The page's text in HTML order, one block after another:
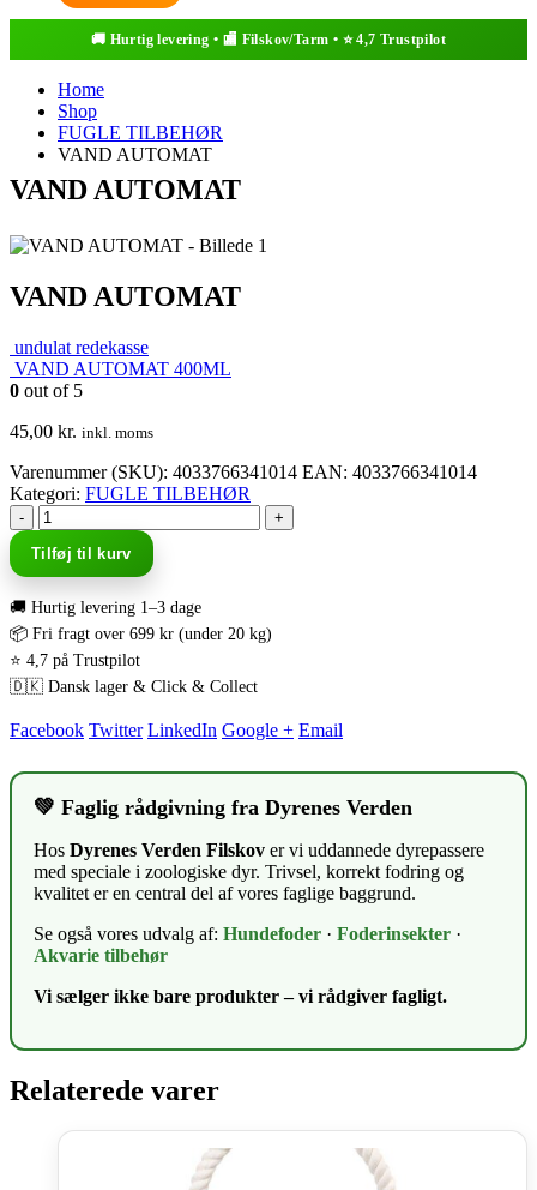
Home
Shop
FUGLE TILBEHØR
VAND AUTOMAT
VAND AUTOMAT
VAND AUTOMAT
undulat redekasse
VAND AUTOMAT 400ML
0 out of 5
45,00 kr. inkl. moms
Varenummer (SKU): 4033766341014 EAN: 4033766341014
Kategori: FUGLE TILBEHØR
-
+
Tilføj til kurv
🚚 Hurtig levering 1–3 dage
📦 Fri fragt over 699 kr (under 20 kg)
⭐ 4,7 på Trustpilot
🇩🇰 Dansk lager & Click & Collect
Facebook Twitter LinkedIn Google + Email
💚 Faglig rådgivning fra Dyrenes Verden
Hos Dyrenes Verden Filskov er vi uddannede dyrepassere
med speciale i zoologiske dyr. Trivsel, korrekt fodring og
kvalitet er en central del af vores faglige baggrund.
Se også vores udvalg af: Hundefoder · Foderinsekter ·
Akvarie tilbehør
Vi sælger ikke bare produkter – vi rådgiver fagligt.
Relaterede varer